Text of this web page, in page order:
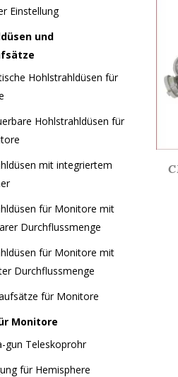
Einstellung
und
Hohlstrahldüsen für
Hohlstrahldüsen für
mit integriertem
für Monitore mit
Durchflussmenge
für Monitore mit
Durchflussmenge
für Monitore
Monitore
gun Teleskoprohr
für Hemisphere